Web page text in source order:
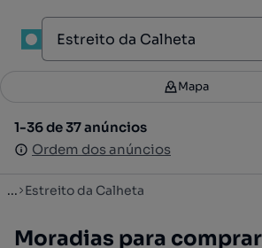
Filtros 2
1-36 de 37 anúncios
Ordem dos anúncios
Mapa
1-36 de 37 anúncios
Ordem dos anúncios
... Estreito da Calheta
Moradias para